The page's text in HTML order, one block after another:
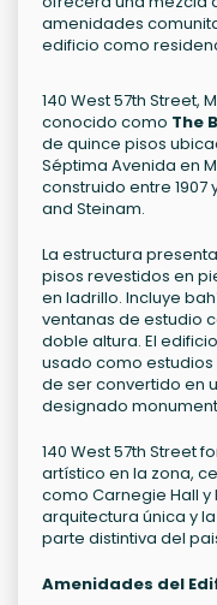
amenidades
edificio como
140 West 57th Street,
conocido como The
de quince pisos
Séptima Avenida en
construido entre 1907
and Steinam.
La estructura
pisos revestidos en
en ladrillo. Incluye
ventanas de estudio
doble altura. El
usado como
de ser convertido en
designado
140 West 57th Street
artístico en la zona,
como Carnegie Hall y
arquitectura única y
parte distintiva del
Amenidades del